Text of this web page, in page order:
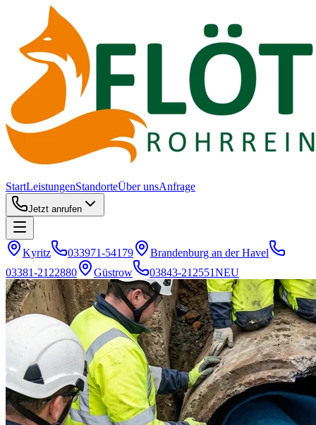
StartLeistungenStandorteÜber unsAnfrage
Jetzt anrufen
Kyritz 033971-54179
Brandenburg an der Havel
03381-2122880
Güstrow 03843-212551NEU